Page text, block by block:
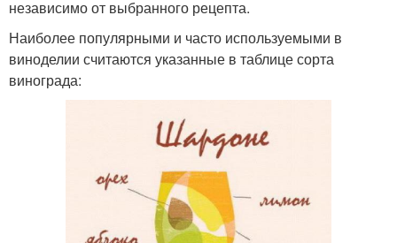
независимо от выбранного рецепта.
Наиболее популярными и часто используемыми в
виноделии считаются указанные в таблице сорта
винограда: